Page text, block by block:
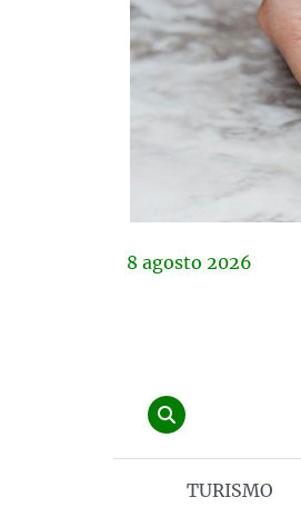
8 agosto 2026
TURISMO